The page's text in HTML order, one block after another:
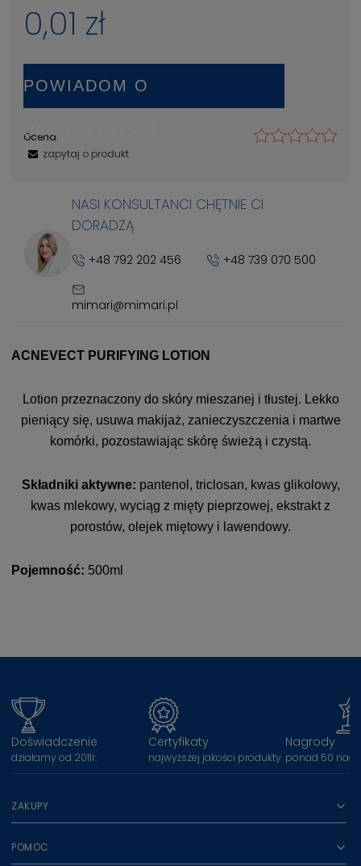
0,01 zł
POWIADOM O
DOSTĘPNOŚCI
Ocena:
zapytaj o produkt
NASI KONSULTANCI CHĘTNIE CI
DORADZĄ
+48 792 202 456 +48 739 070 500
mimari@mimari.pl
ACNEVECT PURIFYING LOTION
Lotion przeznaczony do skóry mieszanej i tłustej. Lekko
pieniący się, usuwa makijaż, zanieczyszczenia i martwe
komórki, pozostawiając skórę świeżą i czystą.
Składniki aktywne: pantenol, triclosan, kwas glikolowy,
kwas mlekowy, wyciąg z mięty pieprzowej, ekstrakt z
porostów, olejek miętowy i lawendowy.
Pojemność: 500ml
Doświadczenie
działamy od 2011r.
Certyfikaty
najwyższej jakości produkty
Nagrody
ponad 50
ZAKUPY
POMOC